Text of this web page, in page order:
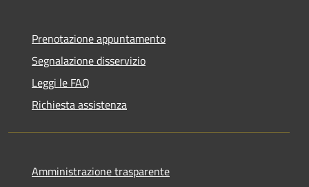
Prenotazione appuntamento
Segnalazione disservizio
Leggi le FAQ
Richiesta assistenza
Amministrazione trasparente